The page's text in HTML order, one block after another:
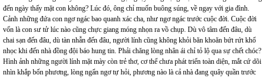
đến ngày thấy mặt con không? Lúc đó, ông chỉ muốn buông súng, về ngay với gia đình.
Cảnh những đứa con ngơ ngác bao quanh xác cha, như ngơ ngác trước cuộc đời. Cuộc đời
vốn là con sư tử lúc nào cũng chực giang móng nhọn ra vồ chụp. Dù vô tâm đến đâu, dù
chai sạn đến đâu, dù tàn nhẫn đến đâu, người lính cũng không khỏi băn khoăn bứt rứt khổ
nhọc khi đến nhà đồng đội báo hung tin. Phải chăng lòng nhân ái chỉ tỏ lộ qua sự chết chóc?
Hình ảnh những người lính mặt mày còn trẻ thơ, cơ thể chưa phát triển toàn diện, mắt cứ dõi
nhìn khắp bốn phương, lòng ngẩn ngơ tự hỏi, phương nào là cả nhà đang quây quần trước